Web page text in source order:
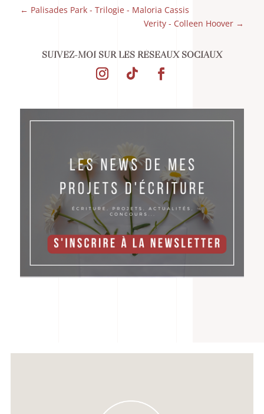
← Palisades Park - Trilogie - Maloria Cassis
Verity - Colleen Hoover →
SUIVEZ-MOI SUR LES RÉSEAUX SOCIAUX